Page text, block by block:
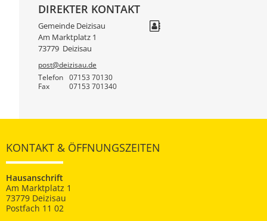
DIREKTER KONTAKT
Gemeinde Deizisau
Am Marktplatz 1
73779 Deizisau
post@deizisau.de
Telefon
07153 70130
Fax 07153 701340
KONTAKT & ÖFFNUNGSZEITEN
Hausanschrift
Am Marktplatz 1
73779 Deizisau
Postfach 11 02